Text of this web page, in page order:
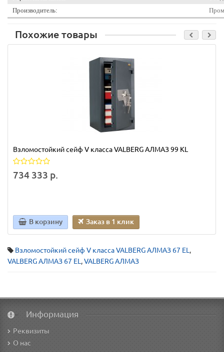
Производитель:
Похожие товары
Взломостойкий сейф V класса VALBERG АЛМАЗ 99 KL
734 333 р.
В корзину Заказ в 1 клик
Взломостойкий сейф V класса VALBERG АЛМАЗ 67 EL ,
VALBERG АЛМАЗ 67 EL ,VALBERG АЛМАЗ
Информация
Реквизиты
О нас